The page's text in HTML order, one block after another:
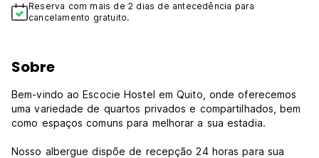
Reserva com mais de 2 dias de antecedência para
cancelamento gratuito.
Sobre
Bem-vindo ao Escocie Hostel em Quito, onde oferecemos
uma variedade de quartos privados e compartilhados, bem
como espaços comuns para melhorar a sua estadia.
Nosso albergue dispõe de recepção 24 horas para sua